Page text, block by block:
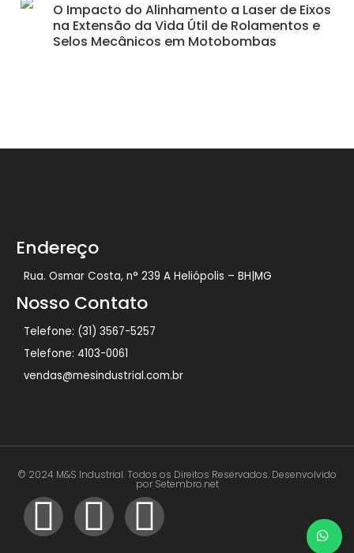
O Impacto do Alinhamento a Laser de Eixos
na Extensão da Vida Útil de Rolamentos e
Selos Mecânicos em Motobombas
Endereço
Rua. Osmar Costa, n° 239 A Heliópolis – BH|MG
Nosso Contato
Telefone: (31) 3567-5257
Telefone: 4103-0061
vendas@mesindustrial.com.br
© 2024 M&S Industrial. Todos os Direitos Reservados. Desenvolvido
por Setembro.net